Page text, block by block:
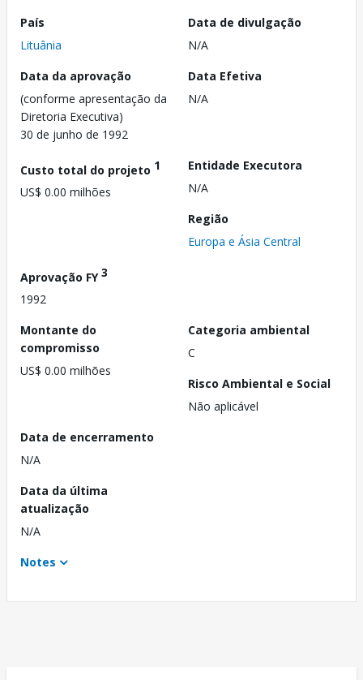
País
Lituânia
Data de divulgação
N/A
Data da aprovação
(conforme apresentação da
Diretoria Executiva)
30 de junho de 1992
Data Efetiva
N/A
Custo total do projeto 1
US$ 0.00 milhões
Entidade Executora
N/A
Região
Europa e Ásia Central
Aprovação FY3
1992
Montante do
compromisso
US$ 0.00 milhões
Categoria ambiental
C
Risco Ambiental e Social
Não aplicável
Data de encerramento
N/A
Data da última
atualização
N/A
Notes